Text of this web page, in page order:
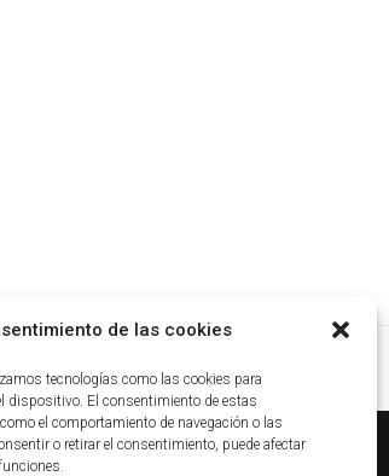
de las cookies
tecnologías como las cookies para
dispositivo. El consentimiento de estas
el comportamiento de navegación o las
o retirar el consentimiento, puede afectar